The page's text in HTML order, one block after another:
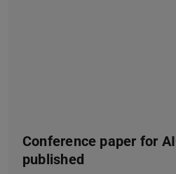
Conference paper for
published